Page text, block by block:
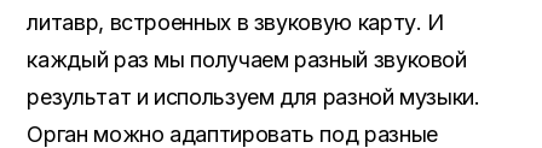
литавр, встроенных в звуковую карту. И
каждый раз мы получаем разный звуковой
результат и используем для разной музыки.
Орган можно адаптировать под разные